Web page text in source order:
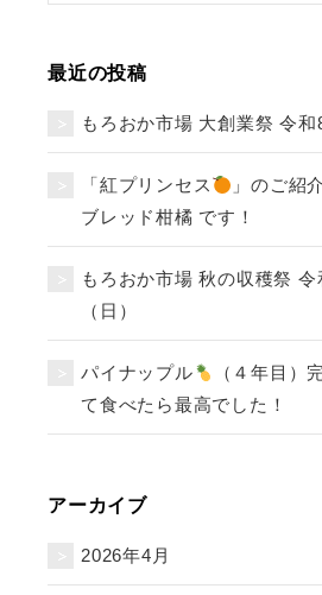
最近の投稿
もろおか市場 大創業祭 令和
「紅プリンセス
」のご紹
ブレッド柑橘 です！
もろおか市場 秋の収穫祭 令
（日）
パイナップル
（４年目）
て食べたら最高でした！
アーカイブ
2026年4月